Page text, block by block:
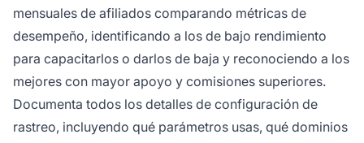
mensuales de afiliados comparando métricas de
desempeño, identificando a los de bajo rendimiento
para capacitarlos o darlos de baja y reconociendo a los
mejores con mayor apoyo y comisiones superiores.
Documenta todos los detalles de configuración de
rastreo, incluyendo qué parámetros usas, qué dominios